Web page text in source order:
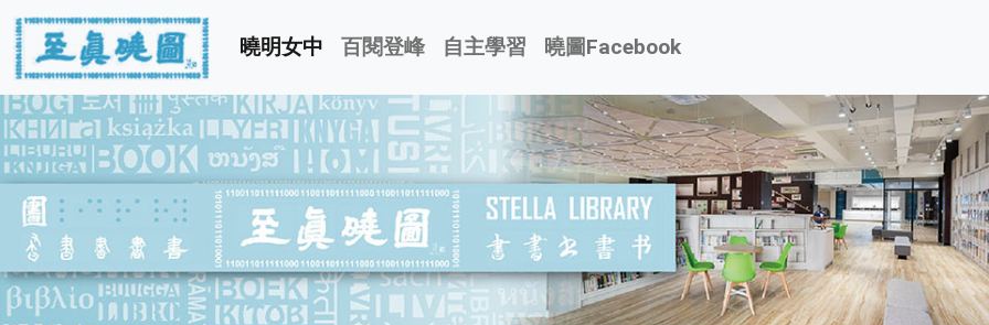
曉明女中 百閱登峰 自主學習 曉圖Facebook